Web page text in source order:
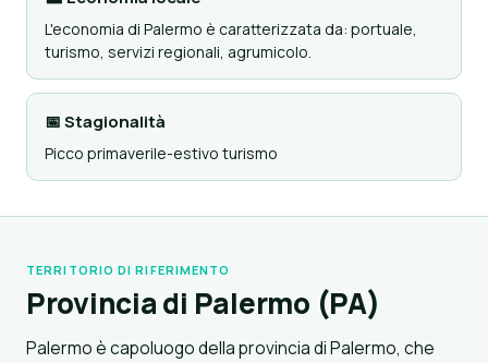
L'economia di Palermo è caratterizzata da: portuale,
turismo, servizi regionali, agrumicolo.
📅 Stagionalità
Picco primaverile-estivo turismo
TERRITORIO DI RIFERIMENTO
Provincia di Palermo (PA)
Palermo è capoluogo della provincia di Palermo, che